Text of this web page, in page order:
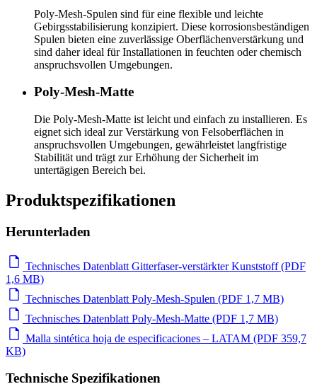
Poly-Mesh-Spulen sind für eine flexible und leichte
Gebirgsstabilisierung konzipiert. Diese korrosionsbeständigen
Spulen bieten eine zuverlässige Oberflächenverstärkung und
sind daher ideal für Installationen in feuchten oder chemisch
anspruchsvollen Umgebungen.
Poly-Mesh-Matte
Die Poly-Mesh-Matte ist leicht und einfach zu installieren. Es
eignet sich ideal zur Verstärkung von Felsoberflächen in
anspruchsvollen Umgebungen, gewährleistet langfristige
Stabilität und trägt zur Erhöhung der Sicherheit im
untertägigen Bereich bei.
Produktspezifikationen
Herunterladen
Technisches Datenblatt Gitterfaser-verstärkter Kunststoff (PDF
1,6 MB)
Technisches Datenblatt Poly-Mesh-Spulen (PDF 1,7 MB)
Technisches Datenblatt Poly-Mesh-Matte (PDF 1,7 MB)
Malla sintética hoja de especificaciones – LATAM (PDF 359,7
KB)
Technische Spezifikationen